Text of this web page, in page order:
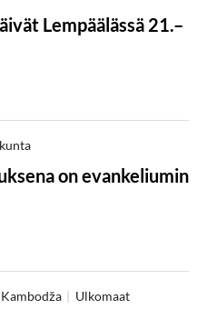
Lempäälässä 21.–
on evankeliumin
Kambodža Ulkomaat